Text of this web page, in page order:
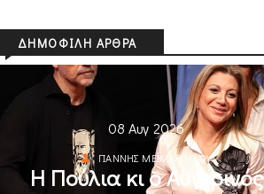
ΔΗΜΟΦΙΛΉ ΆΡΘΡΑ
08 Αυγ 2026
ΓΙΆΝΝΗΣ ΜΕΪΜΆΡΟΓΛΟΥ
Η Πούλια κι ο Αυγερινός